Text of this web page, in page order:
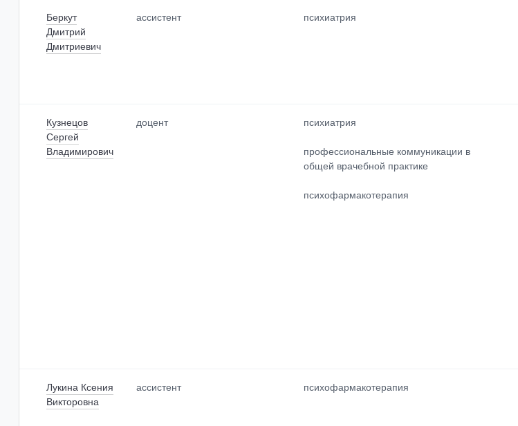
Беркут
Дмитрий
Дмитриевич
ассистент психиатрия
Кузнецов
Сергей
Владимирович
доцент психиатрия
профессиональные коммуникации в
общей врачебной практике
психофармакотерапия
Лукина Ксения
Викторовна
ассистент психофармакотерапия